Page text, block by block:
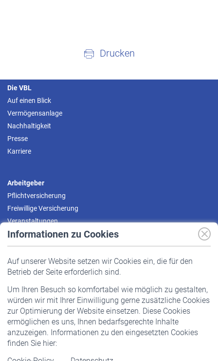
Informationen zu Cookies
Auf unserer Website setzen wir Cookies ein, die für den
Betrieb der Seite erforderlich sind.
Um Ihren Besuch so komfortabel wie möglich zu gestalten,
würden wir mit Ihrer Einwilligung gerne zusätzliche Cookies
zur Optimierung der Website einsetzen. Diese Cookies
ermöglichen es uns, Ihnen bedarfsgerechte Inhalte
anzuzeigen. Informationen zu den eingesetzten Cookies
finden Sie hier:
Drucken
Die VBL
Auf einen Blick
Vermögensanlage
Nachhaltigkeit
Presse
Karriere
Arbeitgeber
Pflichtversicherung
Freiwillige Versicherung
Veranstaltungen
Pflichtversicherung
Staatliche Förderung
Veranstaltungen
Rentner
Rentenbeginn